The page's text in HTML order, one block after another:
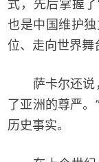
式，先后掌握
也是中国维护
位、走向世界舞
萨卡尔还说，
了亚洲的尊严
历史事实。